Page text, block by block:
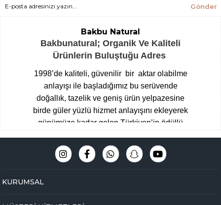
Gönder
Bakbu Natural
Bakbunatural; Organik Ve Kaliteli
Ürünlerin Buluştuğu Adres
1998’de kaliteli, güvenilir bir aktar olabilme
anlayışı ile başladığımız bu serüvende
doğallık, tazelik ve geniş ürün yelpazesine
birde güler yüzlü hizmet anlayışını ekleyerek
günümüze kadar gelen Türkiyen’in ödüllü
Baharatçısı, şimdide Bakbunatural ailesi
olarak online mağazamız ile hizmet
odaklı,eğitimli ve tecrübeli uzman kadromuz
KURUMSAL